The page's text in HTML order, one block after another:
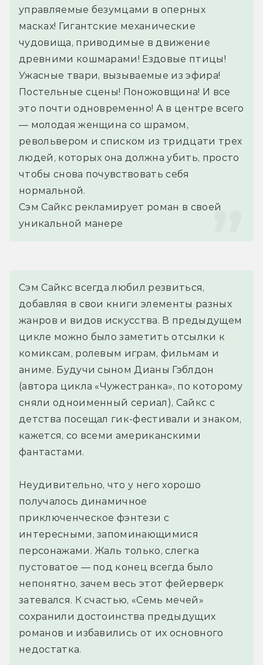
управляемые безумцами в оперных
масках! Гигантские механические
чудовища, приводимые в движение
древними кошмарами! Ездовые птицы!
Ужасные твари, вызываемые из эфира!
Постельные сцены! Поножовщина! И все
это почти одновременно! А в центре всего
— молодая женщина со шрамом,
револьвером и списком из тридцати трех
людей, которых она должна убить, просто
чтобы снова почувствовать себя
нормальной.
Сэм Сайкс рекламирует роман в своей
уникальной манере
Сэм Сайкс всегда любил резвиться,
добавляя в свои книги элементы разных
жанров и видов искусства. В предыдущем
цикле можно было заметить отсылки к
комиксам, ролевым играм, фильмам и
аниме. Будучи сыном Дианы Гэблдон
(автора цикла «Чужестранка», по которому
сняли одноименный сериал), Сайкс с
детства посещал гик-фестивали и знаком,
кажется, со всеми американскими
фантастами.
Неудивительно, что у него хорошо
получалось динамичное
приключенческое фэнтези с
интересными, запоминающимися
персонажами. Жаль только, слегка
пустоватое — под конец всегда было
непонятно, зачем весь этот фейерверк
затевался. К счастью, «Семь мечей»
сохранили достоинства предыдущих
романов и избавились от их основного
недостатка.